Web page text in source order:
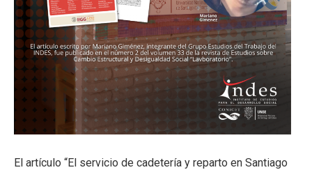
El artículo “El servicio de cadetería y reparto en Santiago